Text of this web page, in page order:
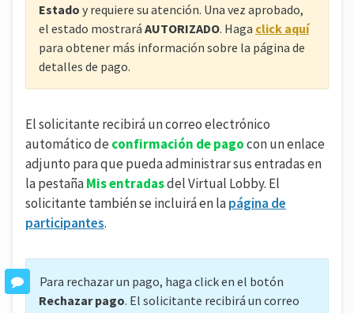
Estado y requiere su atención. Una vez aprobado,
el estado mostrará AUTORIZADO. Haga click aquí
para obtener más información sobre la página de
detalles de pago.
El solicitante recibirá un correo electrónico
automático de confirmación de pagocon un enlace
adjunto para que pueda administrar sus entradas en
la pestañaMis entradasdel Virtual Lobby. El
solicitante también se incluirá en lapágina de
participantes.
Para rechazar un pago, haga click en el botón
Rechazar pago. El solicitante recibirá un correo